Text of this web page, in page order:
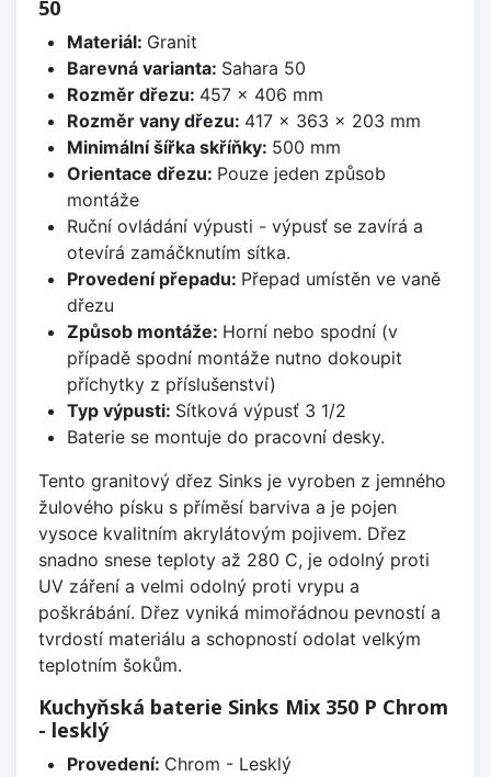
50
Materiál: Granit
Barevná varianta: Sahara 50
Rozměr dřezu: 457 x 406 mm
Rozměr vany dřezu: 417 x 363 x 203 mm
Minimální šířka skříňky: 500 mm
Orientace dřezu: Pouze jeden způsob
montáže
Ruční ovládání výpusti - výpusť se zavírá a
otevírá zamáčknutím sítka.
Provedení přepadu: Přepad umístěn ve vaně
dřezu
Způsob montáže: Horní nebo spodní (v
případě spodní montáže nutno dokoupit
příchytky z příslušenství)
Typ výpusti: Sítková výpusť 3 1/2
Baterie se montuje do pracovní desky.
Tento granitový dřez Sinks je vyroben z jemného
žulového písku s příměsí barviva a je pojen
vysoce kvalitním akrylátovým pojivem. Dřez
snadno snese teploty až 280 C, je odolný proti
UV záření a velmi odolný proti vrypu a
poškrábání. Dřez vyniká mimořádnou pevností a
tvrdostí materiálu a schopností odolat velkým
teplotním šokům.
Kuchyňská baterie Sinks Mix 350 P Chrom
- lesklý
Provedení: Chrom - Lesklý